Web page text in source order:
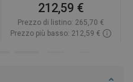
212,59 €
Prezzo di listino: 265,70 €
Prezzo più basso: 212,59 €